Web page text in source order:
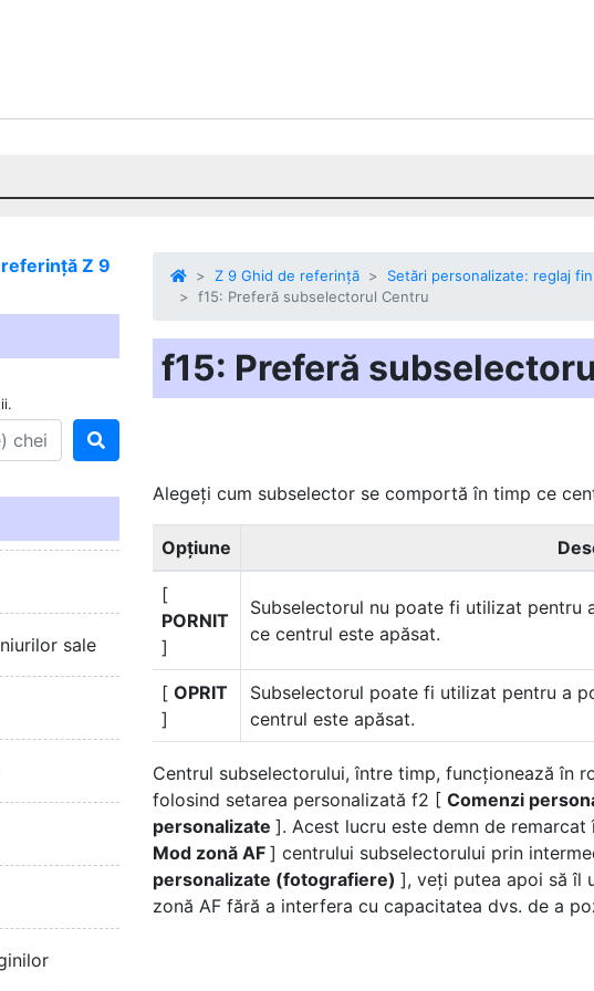
referință Z 9
sale
Z 9 Ghid de referință
Setări personalizate: reglaj
f15: Preferă subselectorul Centru
f15: Preferă
Alegeți cum subselector se comportă în timp ce
Opţiune
[
PORNIT
]
Subselectorul nu poate fi utilizat
ce centrul este apăsat.
[ OPRIT
]
Subselectorul poate fi utilizat pentru a
centrul este apăsat.
Centrul subselectorului, între timp, funcționează în
folosind setarea personalizată f2 [ Comenzi
personalizate ]. Acest lucru este demn de
Mod zonă AF ] centrului subselectorului prin
personalizate (fotografiere) ], veți putea apoi să îl
zonă AF fără a interfera cu capacitatea dvs. de a